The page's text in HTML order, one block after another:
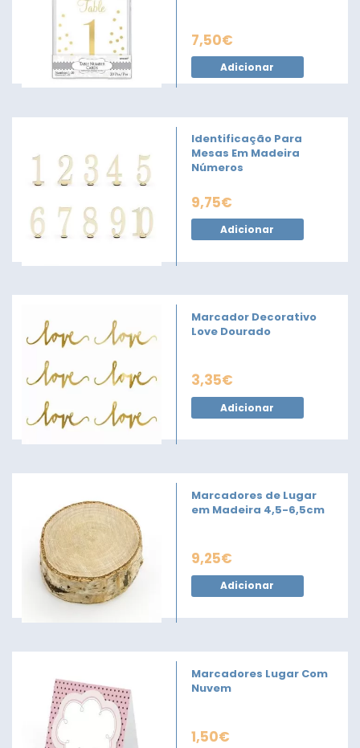
7,50€
Adicionar
Identificação Para
Mesas Em Madeira
Números
9,75€
Adicionar
Marcador Decorativo
Love Dourado
3,35€
Adicionar
Marcadores de Lugar
em Madeira 4,5-6,5cm
9,25€
Adicionar
Marcadores Lugar Com
Nuvem
1,50€